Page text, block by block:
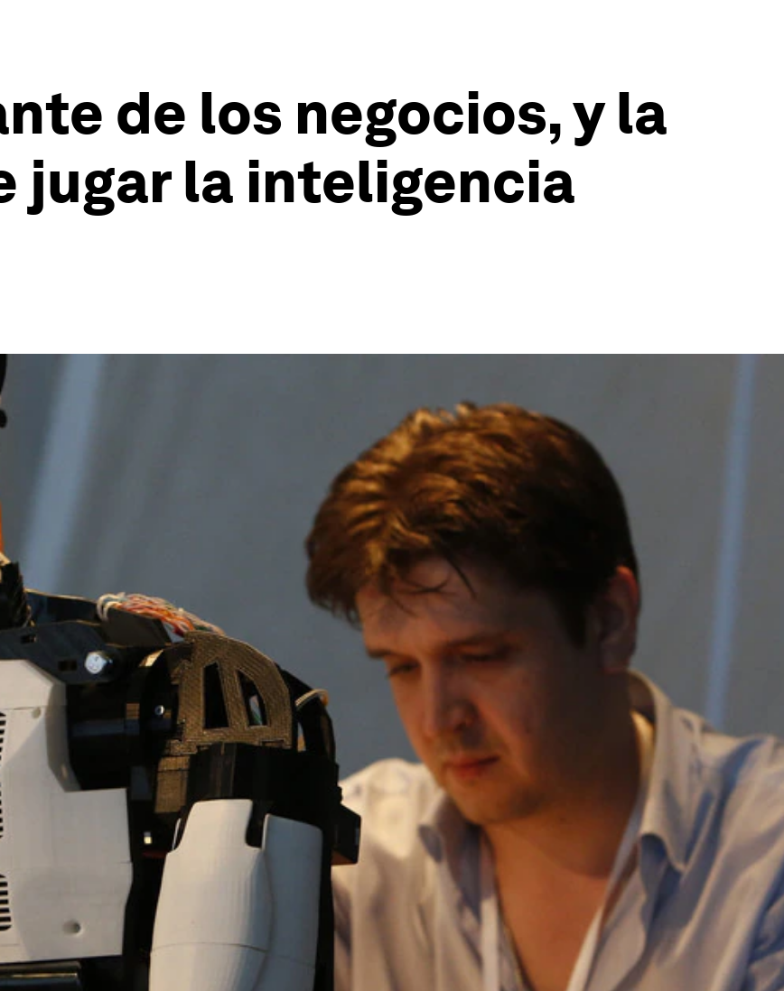
de los negocios, y la
jugar la inteligencia